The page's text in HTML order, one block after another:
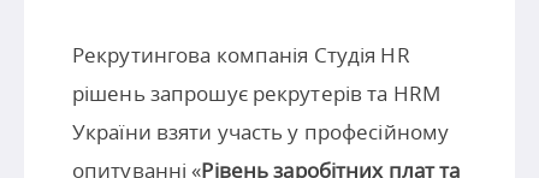
Рекрутингова компанія Студія HR
рішень запрошує рекрутерів та HRM
України взяти участь у професійному
опитуванні «Рівень заробітних плат та